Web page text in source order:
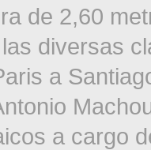
de 2,60
diversas
a
a cargo